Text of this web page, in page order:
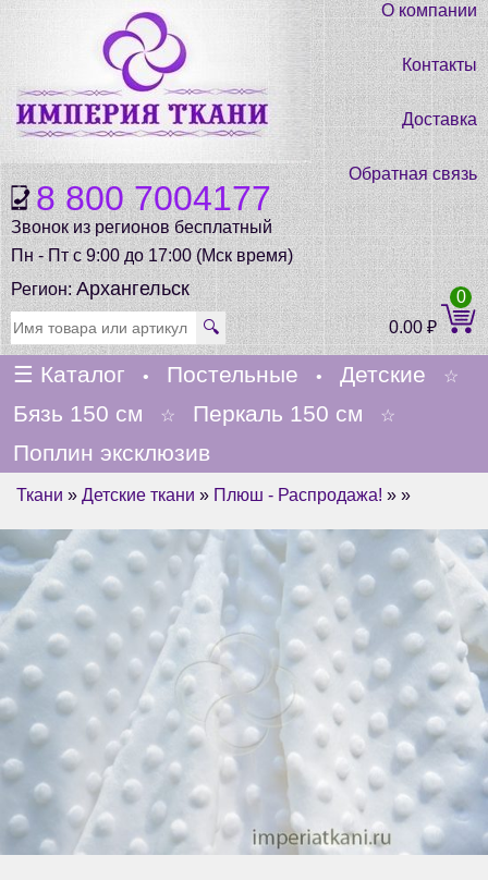
8 800 7004177
Звонок из регионов бесплатный
Пн - Пт с 9:00 до 17:00 (Мск время)
О компании
Контакты
Доставка
Обратная связь
Регион:Архангельск
🔍 0.00₽
0
☰ Каталог • Постельные • Детские ☆
Бязь 150 см ☆ Перкаль 150 см ☆
Поплин эксклюзив
Ткани » Детские ткани » Плюш - Распродажа! » »